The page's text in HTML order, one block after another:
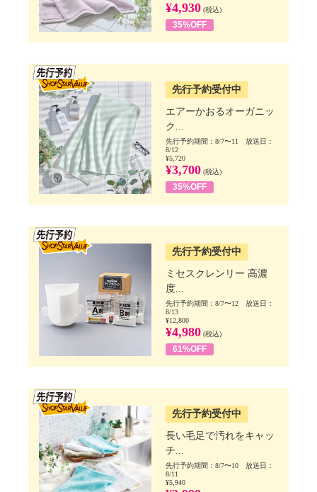
¥4,930 (税込)
35%OFF
先行予約受付中
エアーかおるオーガニッ
ク...
先行予約期間：8/7〜11 放送日：
8/12
¥5,720
¥3,700 (税込)
35%OFF
先行予約受付中
ミセスクレンリー 高濃
度...
先行予約期間：8/7〜12 放送日：
8/13
¥12,800
¥4,980 (税込)
61%OFF
先行予約受付中
長い毛足で汚れをキャッ
チ...
先行予約期間：8/7〜10 放送日：
8/11
¥5,940